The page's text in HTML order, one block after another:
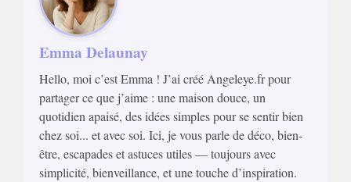
Emma Delaunay
Hello, moi c’est Emma ! J’ai créé Angeleye.fr pour
partager ce que j’aime : une maison douce, un
quotidien apaisé, des idées simples pour se sentir bien
chez soi... et avec soi. Ici, je vous parle de déco, bien-
être, escapades et astuces utiles — toujours avec
simplicité, bienveillance, et une touche d’inspiration.